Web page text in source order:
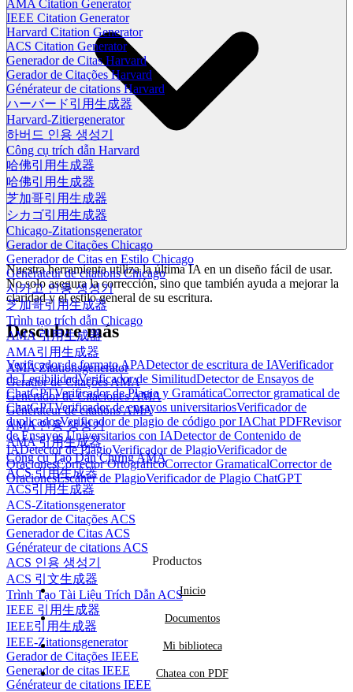
AMA Citation Generator
IEEE Citation Generator
Harvard Citation Generator
ACS Citation Generator
Generador de Citas Harvard
Gerador de Citações Harvard
Générateur de citations Harvard
ハーバード引用生成器
Harvard-Zitiergenerator
하버드 인용 생성기
Công cụ trích dẫn Harvard
哈佛引用生成器
哈佛引用生成器
芝加哥引用生成器
シカゴ引用生成器
Chicago-Zitationsgenerator
Gerador de Citações Chicago
Generador de Citas en Estilo Chicago
Générateur de citations Chicago
시카고 인용 생성기
芝加哥引用生成器
Trình tạo trích dẫn Chicago
AMA 引用生成器
AMA引用生成器
AMA Zitationsgenerator
Gerador de Citações AMA
Generador de Citaciones AMA
Générateur de citations AMA
AMA 인용 생성기
AMA 引用生成器
Công cụ Tạo Dẫn Chứng AMA
ACS 引用生成器
ACS引用生成器
ACS-Zitationsgenerator
Gerador de Citações ACS
Generador de Citas ACS
Générateur de citations ACS
ACS 인용 생성기
ACS 引文生成器
Trình Tạo Tài Liệu Trích Dẫn ACS
IEEE 引用生成器
IEEE引用生成器
IEEE-Zitationsgenerator
Gerador de Citações IEEE
Generador de citas IEEE
Générateur de citations IEEE
Nuestra herramienta utiliza la última IA en un diseño fácil de usar.
No solo asegura la corrección, sino que también ayuda a mejorar la
claridad y el estilo general de su escritura.
Descubre más
Verificador de formato APADetector de escritura de IAVerificador
de LegibilidadVerificador de SimilitudDetector de Ensayos de
ChatGPTVerificador de Plagio y GramáticaCorrector gramatical de
ChatGPTVerificador de ensayos universitariosVerificador de
duplicadosVerificador de plagio de código por IAChat PDFRevisor
de Ensayos Universitarios con IADetector de Contenido de
IADetector de PlagioVerificador de PlagioVerificador de
OracionesCorrector OrtográficoCorrector GramaticalCorrector de
OracionesEscáner de PlagioVerificador de Plagio ChatGPT
Productos
Inicio
Documentos
Mi biblioteca
Chatea con PDF